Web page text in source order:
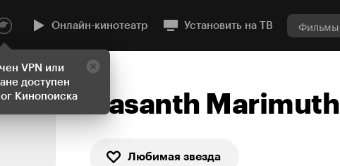
VPN или
доступен
Кинопоиска
Онлайн-кинотеатр Установить на ТВ
Vasanth Marimuth
Любимая звезда